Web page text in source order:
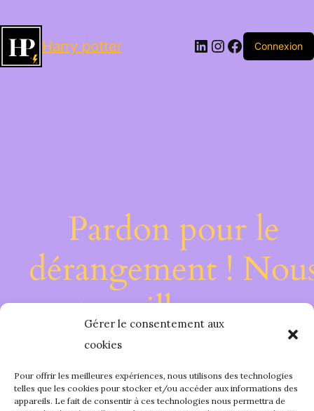
Gérer le consentement aux
cookies
Pour offrir les meilleures expériences, nous utilisons des technologies
telles que les cookies pour stocker et/ou accéder aux informations des
appareils. Le fait de consentir à ces technologies nous permettra de
Harry potter LinkedIn
Instagram
Facebook
Connexion
Pardon pour le
dérangement !
travaillons sur
quelque chose de
fantastique –